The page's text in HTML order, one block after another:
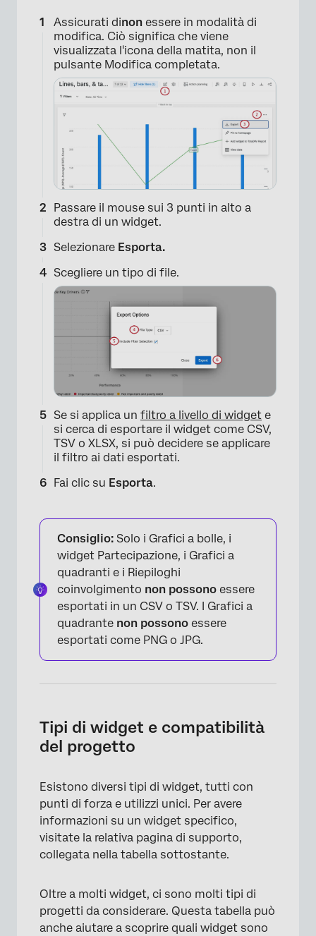
Assicurati dinon essere in modalità di
modifica. Ciò significa che viene
visualizzata l'icona della matita, non il
pulsante Modifica completata.
×
Passare il mouse sui 3 punti in alto a
destra di un widget.
Selezionare Esporta.
Scegliere un tipo di file.
×
Se si applica un filtro a livello di widget e
si cerca di esportare il widget come CSV,
TSV o XLSX, si può decidere se applicare
il filtro ai dati esportati.
Fai clic su Esporta.
Consiglio: Solo i Grafici a bolle, i
widget Partecipazione, i Grafici a
quadranti e i Riepiloghi
coinvolgimento non possono essere
esportati in un CSV o TSV. I Grafici a
quadrante non possono essere
esportati come PNG o JPG.
Tipi di widget e compatibilità
del progetto
Esistono diversi tipi di widget, tutti con
punti di forza e utilizzi unici. Per avere
informazioni su un widget specifico,
visitate la relativa pagina di supporto,
collegata nella tabella sottostante.
Oltre a molti widget, ci sono molti tipi di
progetti da considerare. Questa tabella può
anche aiutare a scoprire quali widget sono